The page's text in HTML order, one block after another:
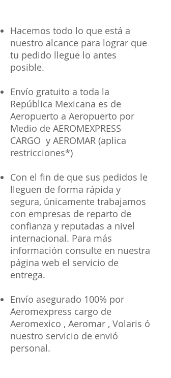
Hacemos todo lo que está a
nuestro alcance para lograr que
tu pedido llegue lo antes
posible.
Envío gratuito a toda la
República Mexicana es de
Aeropuerto a Aeropuerto por
Medio de AEROMEXPRESS
CARGO y AEROMAR (aplica
restricciones*)
Con el fin de que sus pedidos le
lleguen de forma rápida y
segura, únicamente trabajamos
con empresas de reparto de
confianza y reputadas a nivel
internacional. Para más
información consulte en nuestra
página web el servicio de
entrega.
Envío asegurado 100% por
Aeromexpress cargo de
Aeromexico , Aeromar , Volaris ó
nuestro servicio de envió
personal.